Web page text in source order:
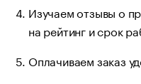
Изучаем отзывы о
на рейтинг и срок
Оплачиваем заказ